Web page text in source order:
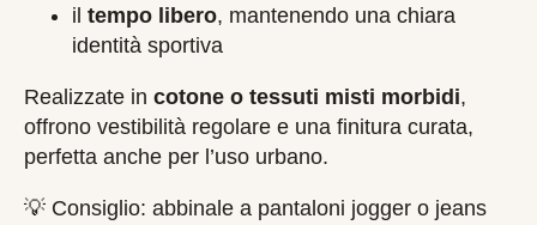
il tempo libero, mantenendo una chiara
identità sportiva
Realizzate in cotone o tessuti misti morbidi,
offrono vestibilità regolare e una finitura curata,
perfetta anche per l’uso urbano.
💡 Consiglio: abbinale a pantaloni jogger o jeans